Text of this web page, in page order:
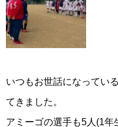
いつもお世話になってい
てきました。
アミーゴの選手も5人(1年